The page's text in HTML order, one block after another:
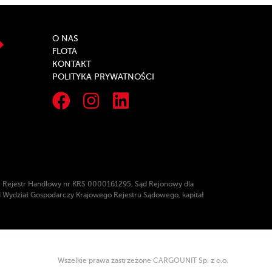
O NAS
FLOTA
KONTAKT
POLITYKA PRYWATNOŚCI
Handlowy nr KRS 0000161295, Sąd Rejonowy dla
Gospodarczy Krajowego Rejestru Sądowego, kapitał
Wszelkie prawa zastrzeżone CARGOUNIT Sp. z o.o.